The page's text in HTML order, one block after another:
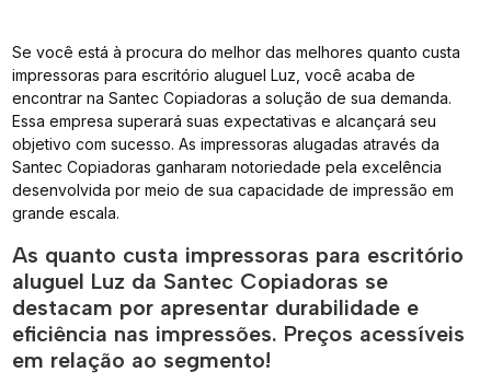
Se você está à procura do melhor das melhores quanto custa
impressoras para escritório aluguel Luz, você acaba de
encontrar na Santec Copiadoras a solução de sua demanda.
Essa empresa superará suas expectativas e alcançará seu
objetivo com sucesso. As impressoras alugadas através da
Santec Copiadoras ganharam notoriedade pela excelência
desenvolvida por meio de sua capacidade de impressão em
grande escala.
As quanto custa impressoras para escritório
aluguel Luz da Santec Copiadoras se
destacam por apresentar durabilidade e
eficiência nas impressões. Preços acessíveis
em relação ao segmento!